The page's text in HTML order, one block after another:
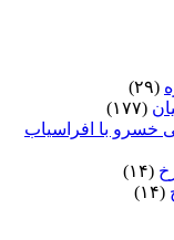
(۲۹)
(۱۷۷)
خسرو با افراسیاب
(۱۴)
(۱۴)